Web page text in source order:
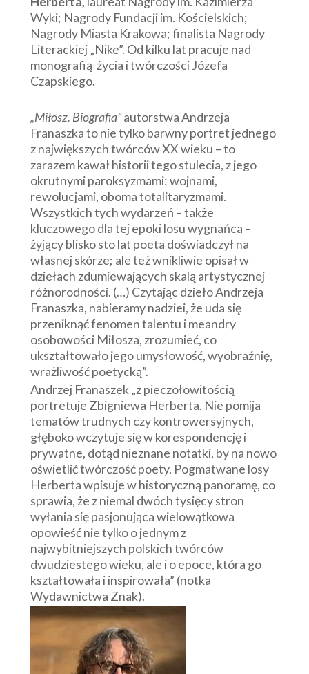
Wyki; Nagrody Fundacji im. Kościelskich;
Nagrody Miasta Krakowa; finalista Nagrody
Literackiej „Nike”. Od kilku lat pracuje nad
monografią życia i twórczości Józefa
Czapskiego.
„Miłosz. Biografia”autorstwa Andrzeja
Franaszka to nie tylko barwny portret jednego
z największych twórców XX wieku – to
zarazem kawał historii tego stulecia, z jego
okrutnymi paroksyzmami: wojnami,
rewolucjami, oboma totalitaryzmami.
Wszystkich tych wydarzeń – także
kluczowego dla tej epoki losu wygnańca –
żyjący blisko sto lat poeta doświadczył na
własnej skórze; ale też wnikliwie opisał w
dziełach zdumiewających skalą artystycznej
różnorodności. (…) Czytając dzieło Andrzeja
Franaszka, nabieramy nadziei, że uda się
przeniknąć fenomen talentu i meandry
osobowości Miłosza, zrozumieć, co
ukształtowało jego umysłowość, wyobraźnię,
wrażliwość poetycką”.
Andrzej Franaszek „z pieczołowitością
portretuje Zbigniewa Herberta. Nie pomija
tematów trudnych czy kontrowersyjnych,
głęboko wczytuje się w korespondencję i
prywatne, dotąd nieznane notatki, by na nowo
oświetlić twórczość poety. Pogmatwane losy
Herberta wpisuje w historyczną panoramę, co
sprawia, że z niemal dwóch tysięcy stron
wyłania się pasjonująca wielowątkowa
opowieść nie tylko o jednym z
najwybitniejszych polskich twórców
dwudziestego wieku, ale i o epoce, która go
kształtowała i inspirowała” (notka
Wydawnictwa Znak).